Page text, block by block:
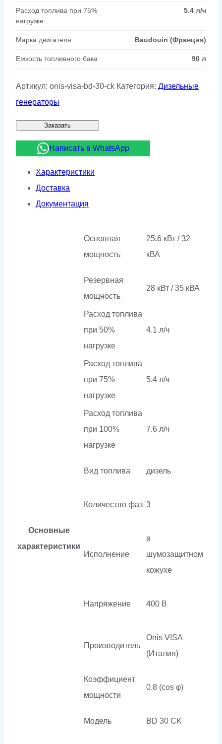
Расход топлива при 75%
нагрузке
5.4 л/ч
Марка двигателя Baudouin (Франция)
Емкость топливного бака 90 л
Артикул: onis-visa-bd-30-ck Категория: Дизельные
генераторы
Заказать
Написать в WhatsApp
Характеристики
Доставка
Документация
Основные
характеристики
Основная
мощность
25.6 кВт / 32
кВА
Резервная
мощность
28 кВт / 35 кВА
Расход топлива
при 50%
нагрузке
4.1 л/ч
Расход топлива
при 75%
нагрузке
5.4 л/ч
Расход топлива
при 100%
нагрузке
7.6 л/ч
Вид топлива дизель
Количество фаз 3
Исполнение
в
шумозащитном
кожухе
Напряжение 400 В
Производитель
Onis VISA
(Италия)
Коэффициент
мощности
0.8 (cos φ)
Модель BD 30 CK